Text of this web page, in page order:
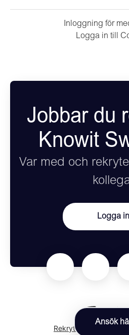
Ansök
Inloggning för
Logga in till
Jobbar du
Knowit
Var med och
Logga in
Rekryteringsverktyg